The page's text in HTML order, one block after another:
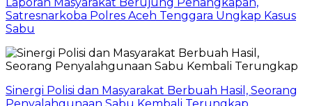
Satresnarkoba Polres Aceh Tenggara Ungkap Kasus
Sabu
Sinergi Polisi dan Masyarakat Berbuah Hasil, Seorang